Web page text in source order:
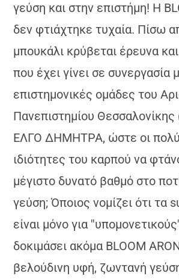
γεύση και στην επιστήμη! Η
δεν φτιάχτηκε τυχαία. Πίσω
μπουκάλι κρύβεται έρευνα
που έχει γίνει σε συνεργασία
επιστημονικές ομάδες του
Πανεπιστημίου
ΕΛΓΟ ΔΗΜΗΤΡΑ, ώστε οι
ιδιότητες του καρπού να
μέγιστο δυνατό βαθμό στο
γεύση; Όποιος νομίζει ότι τα
είναι μόνο για
δοκιμάσει ακόμα BLOOM
βελούδινη υφή, ζωντανή